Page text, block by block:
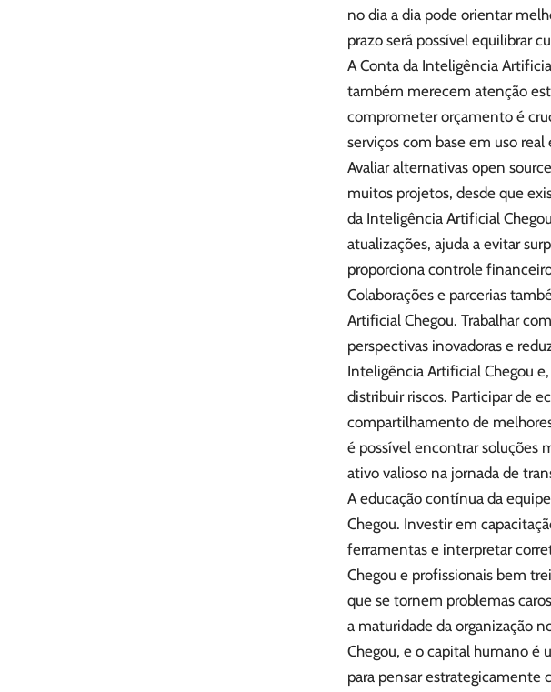
no dia a dia pode orientar
prazo será possível equilibrar
A Conta da Inteligência
também merecem atenção
comprometer orçamento é
serviços com base em uso
Avaliar alternativas open
muitos projetos, desde que
da Inteligência Artificial
atualizações, ajuda a evitar
proporciona controle
Colaborações e parcerias
Artificial Chegou. Trabalhar
perspectivas inovadoras e
Inteligência Artificial Chegou
distribuir riscos. Participar de
compartilhamento de
é possível encontrar soluções
ativo valioso na jornada de
A educação contínua da
Chegou. Investir em
ferramentas e interpretar
Chegou e profissionais bem
que se tornem problemas
a maturidade da organização
Chegou, e o capital humano é
para pensar estrategicamente